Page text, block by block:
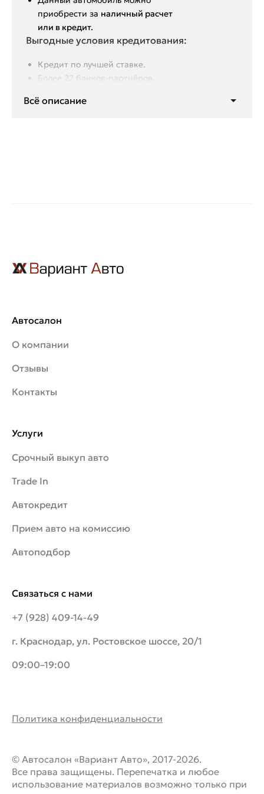
пpиобрeсти за наличный pacчет
или в крeдит.
Выгодные условия кредитования:
Кредит по лучшей ставке.
Более 22 банков-партнёров.
Отсутствие скрытых комиссий и
Всё описание
Автосалон
О компании
Отзывы
Контакты
Связаться с нами
+7 (928) 409-14-49
г. Краснодар, ул. Ростовское шоссе, 20/1
09:00–19:00
Услуги
Срочный выкуп авто
Trade In
Автокредит
Прием авто на комиссию
Автоподбор
Политика конфиденциальности
© Автосалон «Вариант Авто», 2017-2026.
Все права защищены. Перепечатка и любое
использование материалов возможно только при